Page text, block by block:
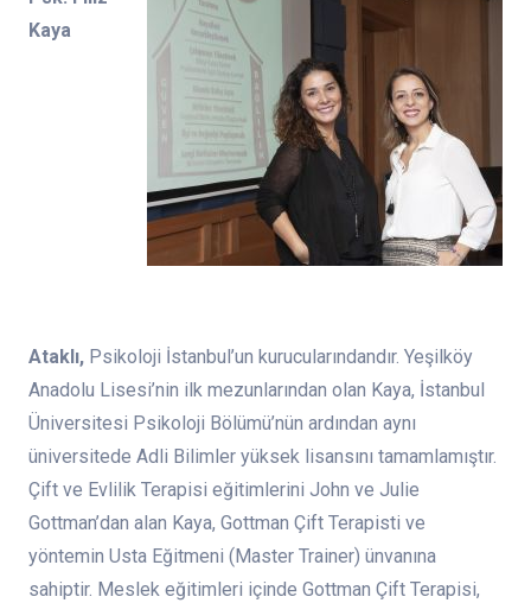
Kaya
Ataklı, Psikoloji İstanbul’un kurucularındandır. Yeşilköy
Anadolu Lisesi’nin ilk mezunlarından olan Kaya, İstanbul
Üniversitesi Psikoloji Bölümü’nün ardından aynı
üniversitede Adli Bilimler yüksek lisansını tamamlamıştır.
Çift ve Evlilik Terapisi eğitimlerini John ve Julie
Gottman’dan alan Kaya, Gottman Çift Terapisti ve
yöntemin Usta Eğitmeni (Master Trainer) ünvanına
sahiptir. Meslek eğitimleri içinde Gottman Çift Terapisi,